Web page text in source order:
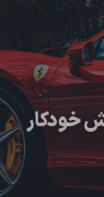
خودکار